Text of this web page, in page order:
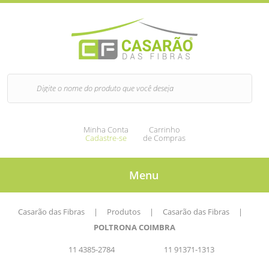
Minha Conta
Cadastre-se
Carrinho
de Compras
Menu
Casarão das Fibras | Produtos | Casarão das Fibras
|
POLTRONA COIMBRA
11 4385-2784 11 91371-1313